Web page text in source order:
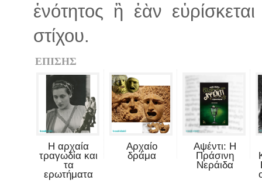
ἑνότητος ἢ ἐὰν
στίχου.
ΕΠΙΣΗΣ
Η αρχαία
τραγωδία και
τα
ερωτήματα
Αρχαίο
δράμα
Αψέντι: Η
Πράσινη
Νεράιδα